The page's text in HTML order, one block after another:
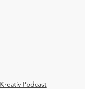
Kreativ Podcast